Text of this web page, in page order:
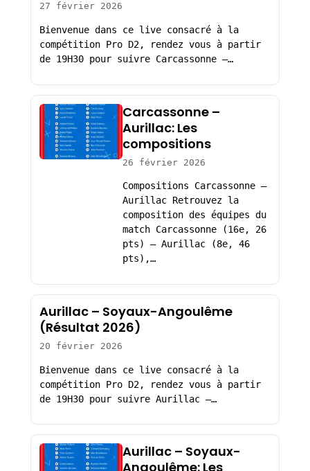
27 février 2026
Bienvenue dans ce live consacré à la
compétition Pro D2, rendez vous à partir
de 19H30 pour suivre Carcassonne –…
Carcassonne –
Aurillac: Les
compositions
26 février 2026
Compositions Carcassonne –
Aurillac Retrouvez la
composition des équipes du
match Carcassonne (16e, 26
pts) – Aurillac (8e, 46
pts),…
Aurillac – Soyaux-Angoulême
(Résultat 2026)
20 février 2026
Bienvenue dans ce live consacré à la
compétition Pro D2, rendez vous à partir
de 19H30 pour suivre Aurillac –…
Aurillac – Soyaux-
Angoulême: Les